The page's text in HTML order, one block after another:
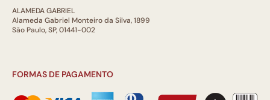
ALAMEDA GABRIEL
Alameda Gabriel Monteiro da Silva, 1899
São Paulo, SP, 01441-002
FORMAS DE PAGAMENTO